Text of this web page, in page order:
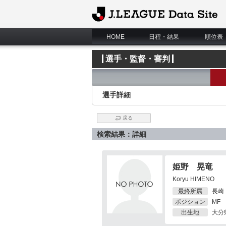
J.League Data Site
HOME
日程・結果 順位表
選手・監督・審判
選手詳細
戻る
検索結果：詳細
姫野 晃竜
Koryu HIMENO
最終所属
長崎
ポジション
MF
出生地
大分